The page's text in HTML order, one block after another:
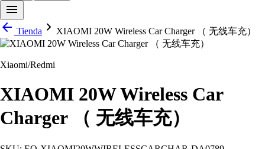
menu
arrow_back Tienda chevron_right XIAOMI 20W Wireless Car Charger （ 无线车充）
Xiaomi/Redmi
XIAOMI 20W Wireless Car
Charger （ 无线车充）
SKU: EQ-XIAOMI20WWIRELESSCARCHAR-DA0789